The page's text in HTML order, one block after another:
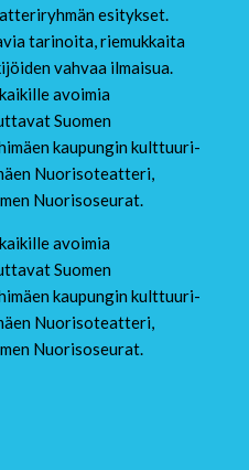
esitykset.
tarinoita, riemukkaita
vahvaa ilmaisua.
avoimia
Suomen
kaupungin kulttuuri-
Nuorisoteatteri,
Nuorisoseurat.
avoimia
Suomen
kaupungin kulttuuri-
Nuorisoteatteri,
Nuorisoseurat.